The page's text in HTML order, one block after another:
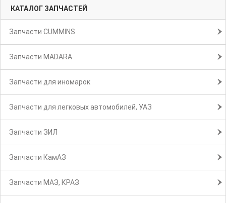
КАТАЛОГ ЗАПЧАСТЕЙ
Запчасти CUMMINS
Запчасти MADARA
Запчасти для иномарок
Запчасти для легковых автомобилей, УАЗ
Запчасти ЗИЛ
Запчасти КамАЗ
Запчасти МАЗ, КРАЗ